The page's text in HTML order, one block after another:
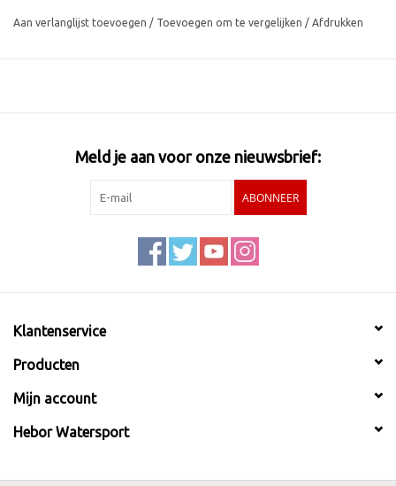
Aan verlanglijst toevoegen / Toevoegen om te vergelijken / Afdrukken
Meld je aan voor onze nieuwsbrief:
ABONNEER
Klantenservice
Producten
Mijn account
Hebor Watersport